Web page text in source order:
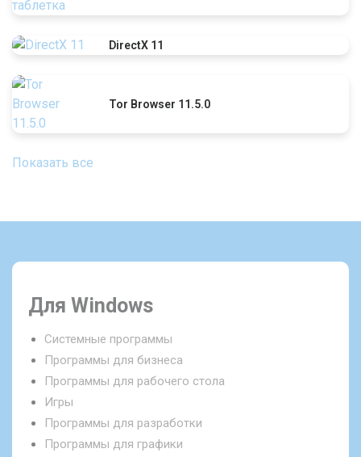
DirectX 11
Tor Browser 11.5.0
Показать все
Для Windows
Системные программы
Программы для бизнеса
Программы для рабочего стола
Игры
Программы для разработки
Программы для графики